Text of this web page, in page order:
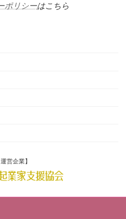
ポリシーはこちら
運営企業】